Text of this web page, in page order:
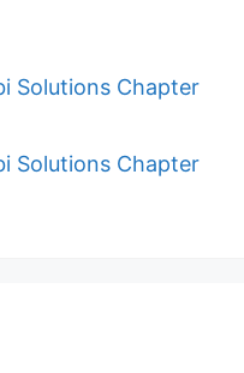
Solutions Chapter
Solutions Chapter